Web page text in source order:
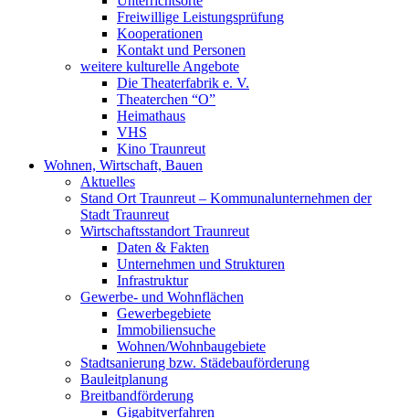
Freiwillige Leistungsprüfung
Kooperationen
Kontakt und Personen
weitere kulturelle Angebote
Die Theaterfabrik e. V.
Theaterchen “O”
Heimathaus
VHS
Kino Traunreut
Wohnen, Wirtschaft, Bauen
Aktuelles
Stand Ort Traunreut – Kommunalunternehmen der
Stadt Traunreut
Wirtschaftsstandort Traunreut
Daten & Fakten
Unternehmen und Strukturen
Infrastruktur
Gewerbe- und Wohnflächen
Gewerbegebiete
Immobiliensuche
Wohnen/Wohnbaugebiete
Stadtsanierung bzw. Städebauförderung
Bauleitplanung
Breitbandförderung
Gigabitverfahren